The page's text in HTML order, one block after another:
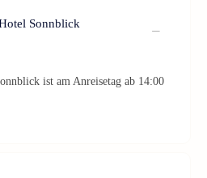
Sonnblick
ist am Anreisetag ab 14:00